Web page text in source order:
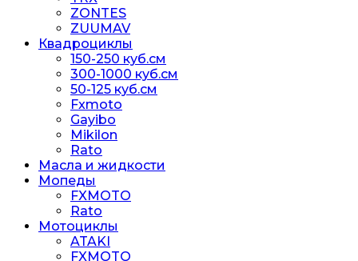
ZONTES
ZUUMAV
Квадроциклы
150-250 куб.см
300-1000 куб.см
50-125 куб.см
Fxmoto
Gayibo
Mikilon
Rato
Масла и жидкости
Мопеды
FXMOTO
Rato
Мотоциклы
ATAKI
FXMOTO